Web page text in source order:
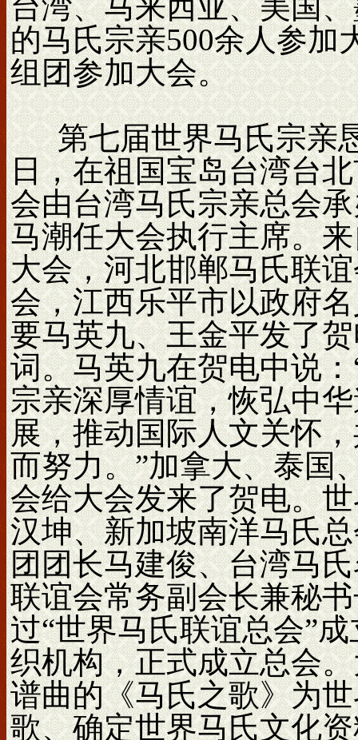
的马氏宗亲500余人参加
组团参加大会。
第七届世界马氏宗亲恳
日，在祖国宝岛台湾台
会由台湾马氏宗亲总会
马潮任大会执行主席。
大会，河北邯郸马氏联
会，江西乐平市以政府
要马英九、王金平发了
词。马英九在贺电中说
宗亲深厚情谊，恢弘中
展，推动国际人文关怀
而努力。”加拿大、泰国
会给大会发来了贺电。
汉坤、新加坡南洋马氏
团团长马建俊、台湾马
联谊会常务副会长兼秘
过“世界马氏联谊总会”
织机构，正式成立总会
谱曲的《马氏之歌》为
歌、确定世界马氏文化